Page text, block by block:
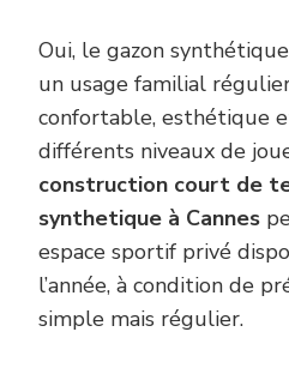
Oui, le gazon
un usage familial
confortable, esthétique
différents niveaux de
construction court de
synthetique à Cannes
espace sportif privé
l’année, à condition de
simple mais régulier.